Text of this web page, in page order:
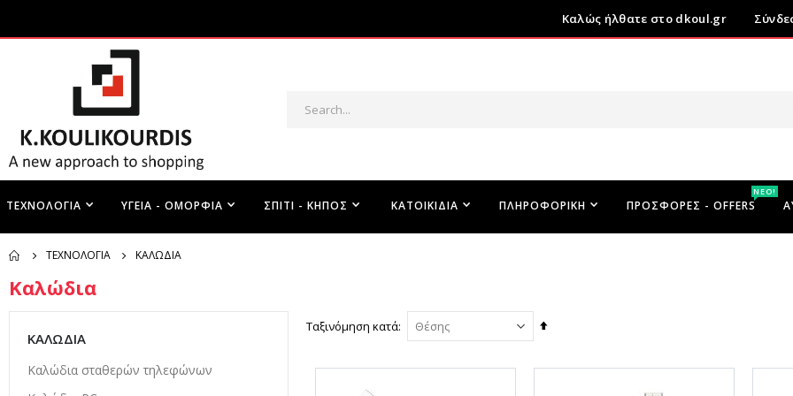
Καλώς ήλθατε στο dkoul.gr
ΚΑΤΟΙΚΊΔΙΑ
ΤΕΧΝΟΛΟΓΊΑ ΥΓΕΊΑ - ΟΜΟΡΦΙΆ ΠΛΗΡΟΦΟΡΙΚΉ
ΣΠΊΤΙ - ΚΉΠΟΣ ΠΡΟΣΦΟΡΕΣ - OFFERS
ΝΕΟ!
ΤΕΧΝΟΛΟΓΊΑ ΚΑΛΏΔΙΑ
Καλώδια
Ταξινόμηση κατά
Φθίνουσα
ΚΑΛΏΔΙΑ
Καλώδια σταθερών τηλεφώνων